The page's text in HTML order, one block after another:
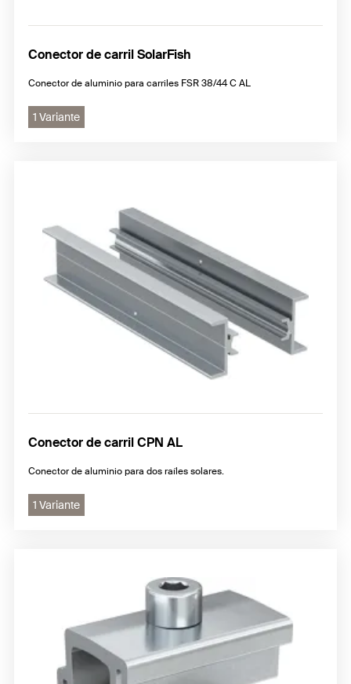
Conector de carril SolarFish
Conector de aluminio para carriles FSR 38/44 C AL
1 Variante
Conector de carril CPN AL
Conector de aluminio para dos raíles solares.
1 Variante